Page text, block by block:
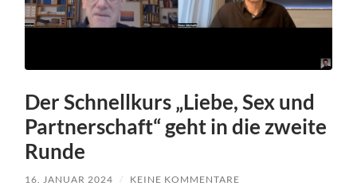
Der Schnellkurs „Liebe, Sex und
Partnerschaft“ geht in die zweite
Runde
16. JANUAR 2024 / KEINE KOMMENTARE